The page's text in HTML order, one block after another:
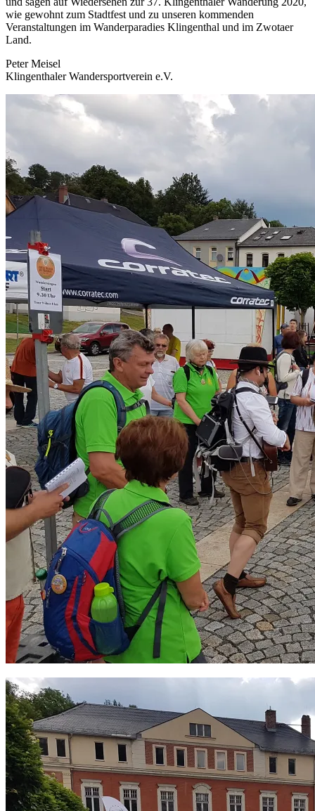
wie gewohnt zum Stadtfest und zu unseren kommenden
Veranstaltungen im Wanderparadies Klingenthal und im Zwotaer
Land.
Peter Meisel
Klingenthaler Wandersportverein e.V.